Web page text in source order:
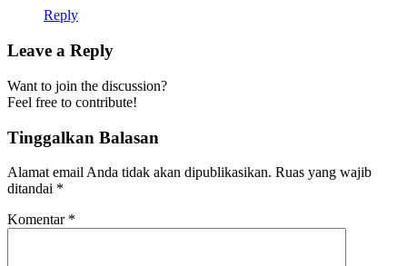
Reply
Leave a Reply
Want to join the discussion?
Feel free to contribute!
Tinggalkan Balasan
Alamat email Anda tidak akan dipublikasikan. Ruas yang wajib
ditandai *
Komentar *